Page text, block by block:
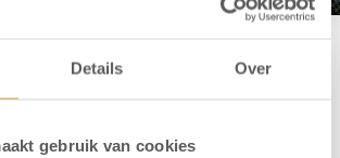
Details Over
gebruik van cookies
en water gedurende de dag